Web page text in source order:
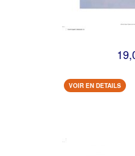
VOIR EN DETAILS